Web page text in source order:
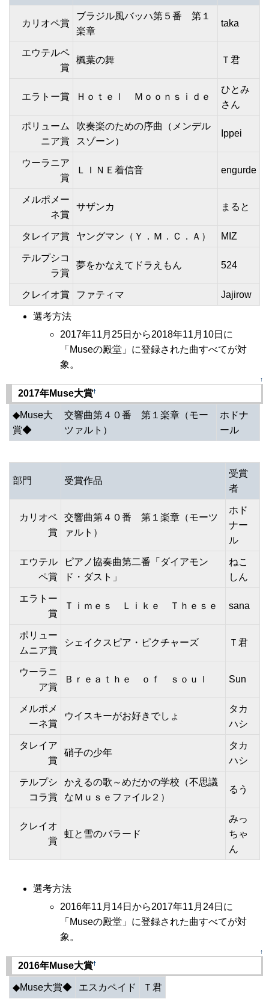
カリオペ賞
ブラジル風バッハ第５番 第１
楽章
taka
エウテルペ
賞
楓葉の舞 Ｔ君
エラトー賞 Ｈｏｔｅｌ Ｍｏｏｎｓｉｄｅ
ひとみ
さん
ポリューム
ニア賞
吹奏楽のための序曲（メンデル
スゾーン）
Ippei
ウーラニア
賞
ＬＩＮＥ着信音 engurde
メルポメー
ネ賞
サザンカ まると
タレイア賞 ヤングマン（Ｙ．Ｍ．Ｃ．Ａ） MIZ
テルプシコ
ラ賞
夢をかなえてドラえもん 524
クレイオ賞 ファティマ Jajirow
選考方法
2017年11月25日から2018年11月10日に
「Museの殿堂」に登録された曲すべてが対
象。
↑
2017年Muse大賞†
◆Muse大
賞◆
交響曲第４０番 第１楽章（モー
ツァルト）
ホドナ
ール
部門 受賞作品
受賞
者
カリオペ
賞
交響曲第４０番 第１楽章（モーツ
ァルト）
ホド
ナー
ル
エウテル
ペ賞
ピアノ協奏曲第二番「ダイアモン
ド・ダスト」
ねこ
しん
エラトー
賞
Ｔｉｍｅｓ Ｌｉｋｅ Ｔｈｅｓｅ sana
ポリュー
ムニア賞
シェイクスピア・ピクチャーズ Ｔ君
ウーラニ
ア賞
Ｂｒｅａｔｈｅ ｏｆ ｓｏｕｌ Sun
メルポメ
ーネ賞
ウイスキーがお好きでしょ
タカ
ハシ
タレイア
賞
硝子の少年
タカ
ハシ
テルプシ
コラ賞
かえるの歌～めだかの学校（不思議
なＭｕｓｅファイル２）
るう
クレイオ
賞
虹と雪のバラード
みっ
ちゃ
ん
選考方法
2016年11月14日から2017年11月24日に
「Museの殿堂」に登録された曲すべてが対
象。
↑
2016年Muse大賞†
◆Muse大賞◆ エスカペイド Ｔ君